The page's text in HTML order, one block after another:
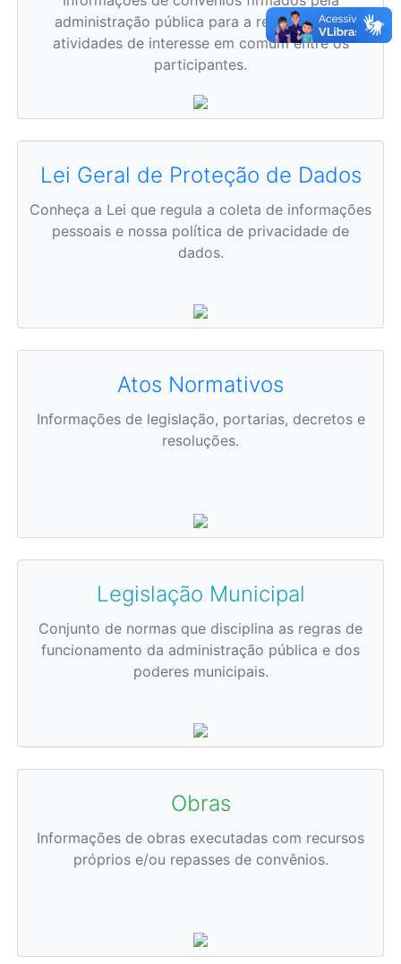
administração pública para a realização de
atividades de interesse em comum entre os
participantes.
Lei Geral de Proteção de Dados
Conheça a Lei que regula a coleta de informações
pessoais e nossa política de privacidade de
dados.
Atos Normativos
Informações de legislação, portarias, decretos e
resoluções.
Legislação Municipal
Conjunto de normas que disciplina as regras de
funcionamento da administração pública e dos
poderes municipais.
Obras
Informações de obras executadas com recursos
próprios e/ou repasses de convênios.